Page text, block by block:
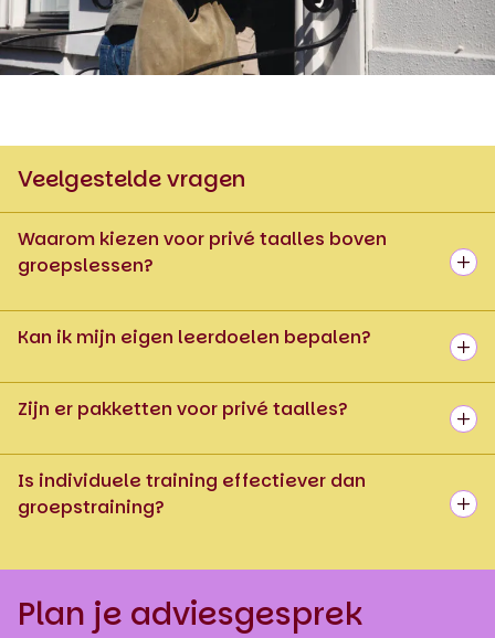
Veelgestelde vragen
Waarom kiezen voor privé taalles boven
groepslessen?
Kan ik mijn eigen leerdoelen bepalen?
Zijn er pakketten voor privé taalles?
Is individuele training effectiever dan
groepstraining?
Plan je adviesgesprek